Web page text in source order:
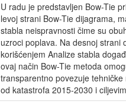
U radu je predstavljen Bow-Tie
levoj strani Bow-Tie dijagrama,
stabla neispravnosti čime su
uzroci poplava. Na desnoj
korišćenjem Analize stabla
ovaj način Bow-Tie metoda
transparentno povezuje
od katastrofa 2015-2030 i